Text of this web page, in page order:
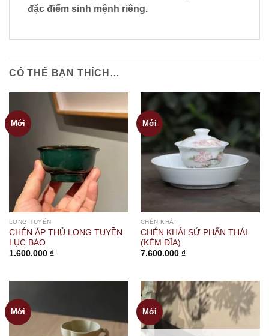
đặc điểm sinh mệnh riêng.
CÓ THỂ BẠN THÍCH…
Mới
LONG TUYỀN
CHÉN ÁP THỦ LONG TUYỀN
LỤC BẢO
1.600.000 ₫
Mới
CHÉN KHẢI
CHÉN KHẢI SỨ PHẤN THÁI
(KÈM ĐĨA)
7.600.000 ₫
Mới Mới